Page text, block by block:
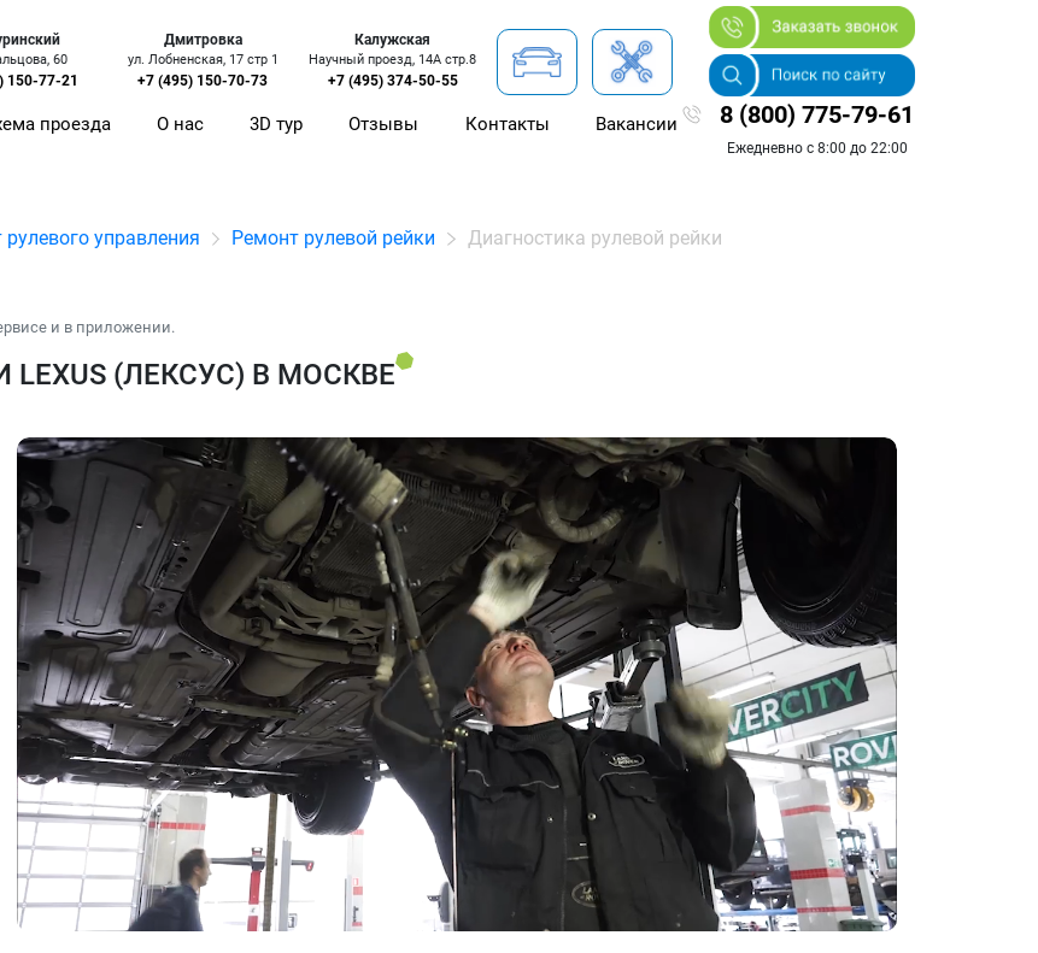
60
150-77-21
Дмитровка
ул. Лобненская, 17 стр 1
+7 (495) 150-70-73
Калужская
Научный проезд, 14А стр.8
+7 (495) 374-50-55
проезда О нас 3D тур Отзывы Контакты Вакансии 8 (800) 775-79-61
Ежедневно с 8:00 до 22:00
управления Ремонт рулевой рейки Диагностика рулевой рейки
и в приложении.
(ЛЕКСУС) В МОСКВЕ